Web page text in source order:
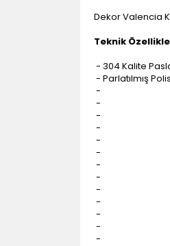
Dekor Valencia
Teknik
- 304 Kalite
- Parlatılmış
-
-
-
-
-
-
-
-
-
-
-
-
-